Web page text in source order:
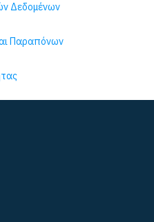
Δεδομένων
Παραπόνων